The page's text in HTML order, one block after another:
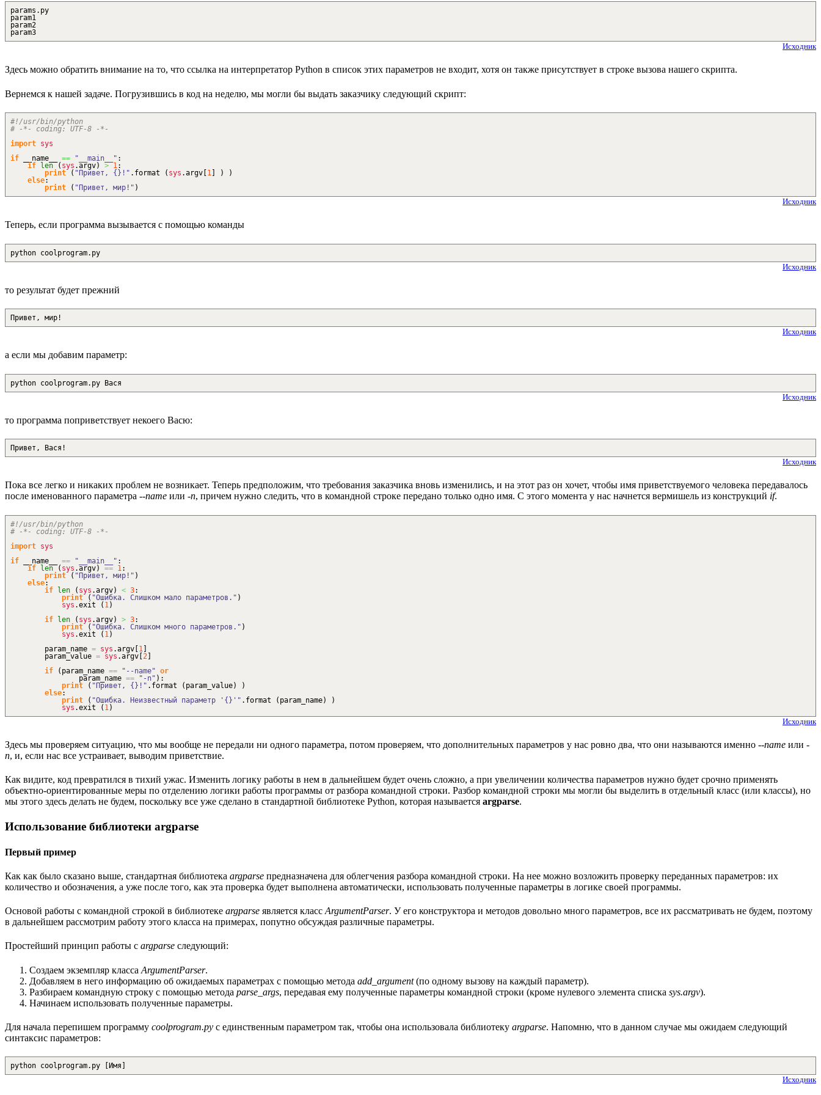
params.py
param1
param2
param3
Исходник
Здесь можно обратить внимание на то, что ссылка на интерпретатор Python в список этих параметров не входит, хотя он также присутствует в строке вызова нашего скрипта.
Вернемся к нашей задаче. Погрузившись в код на неделю, мы могли бы выдать заказчику следующий скрипт:
#!/usr/bin/python
# -*- coding: UTF-8 -*-
import sys
if __name__ == "__main__" :
if
len ( sys .argv) > 1:
print
( "Привет, {}!" . format ( sys .argv 1 )
)
else:
print
( "Привет, мир!" )
Исходник
Теперь, если программа вызывается с помощью команды
python coolprogram.py
Исходник
то результат будет прежний
Привет, мир!
Исходник
а если мы добавим параметр:
python coolprogram.py Вася
Исходник
то программа поприветствует некоего Васю:
Привет, Вася!
Исходник
Пока все легко и никаких проблем не возникает. Теперь предположим, что требования заказчика вновь изменились, и на этот раз он хочет, чтобы имя приветствуемого человека передавалось
после именованного параметра --name или -n, причем нужно следить, что в командной строке передано только одно имя. С этого момента у нас начнется вермишель из конструкций if.
#!/usr/bin/python
# -*- coding: UTF-8 -*-
import sys
if __name__ == "__main__" :
if len ( sys .argv) == 1 :
print
( "Привет, мир!" )
else:
if len ( sys .argv) < 3:
print
( "Ошибка. Слишком мало параметров." )
sys .exit ( 1 )
if len ( sys .argv) > 3:
print
( "Ошибка. Слишком много параметров." )
sys .exit ( 1 )
param_name = sys .argv [1 ]
param_value = sys .argv [2]
if
( param_name == "--name" or
param_name == "-n" ) :
print
( "Привет, {}!" . format ( param_value)
)
else:
print
( "Ошибка. Неизвестный параметр '{}'" . format ( param_name)
)
sys .exit ( 1 )
Исходник
Здесь мы проверяем ситуацию, что мы вообще не передали ни одного параметра, потом проверяем, что дополнительных параметров у нас ровно два, что они называются именно --name или -
n, и, если нас все устраивает, выводим приветствие.
Как видите, код превратился в тихий ужас. Изменить логику работы в нем в дальнейшем будет очень сложно, а при увеличении количества параметров нужно будет срочно применять
объектно-ориентированные меры по отделению логики работы программы от разбора командной строки. Разбор командной строки мы могли бы выделить в отдельный класс (или классы), но
мы этого здесь делать не будем, поскольку все уже сделано в стандартной библиотеке Python, которая называется argparse.
Использование библиотеки argparse
Первый пример
Как как было сказано выше, стандартная библиотека argparse предназначена для облегчения разбора командной строки. На нее можно возложить проверку переданных параметров: их
количество и обозначения, а уже после того, как эта проверка будет выполнена автоматически, использовать полученные параметры в логике своей программы.
Основой работы с командной строкой в библиотеке argparse является класс ArgumentParser. У его конструктора и методов довольно много параметров, все их рассматривать не будем, поэтому
в дальнейшем рассмотрим работу этого класса на примерах, попутно обсуждая различные параметры.
Простейший принцип работы с argparse следующий:
Создаем экземпляр класса ArgumentParser.
Добавляем в него информацию об ожидаемых параметрах с помощью метода add_argument(по одному вызову на каждый параметр).
Разбираем командную строку с помощью метода parse_args, передавая ему полученные параметры командной строки (кроме нулевого элемента списка sys.argv).
Начинаем использовать полученные параметры.
Для начала перепишем программу coolprogram.py с единственным параметром так, чтобы она использовала библиотеку argparse. Напомню, что в данном случае мы ожидаем следующий
синтаксис параметров:
python coolprogram.py [Имя]
Исходник